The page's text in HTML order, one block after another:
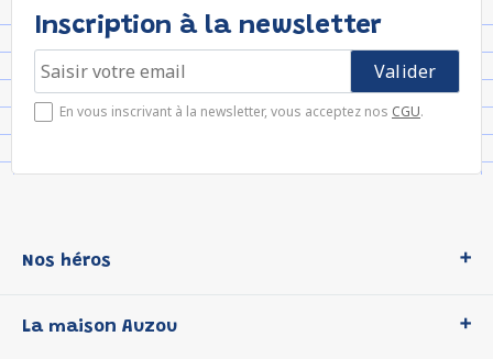
Inscription à la newsletter
En vous inscrivant à la newsletter, vous acceptez nos CGU.
Nos héros
P'tit Loup
La maison Auzou